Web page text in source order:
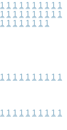
1 1 1 1 1 1 1 1 1 1
1 1 1 1 1 1 1 1 1 1
1 1 1 1 1 1 1 1
1 1 1 1 1 1 1 1 1 1
1 1 1 1 1 1 1 1 1 1